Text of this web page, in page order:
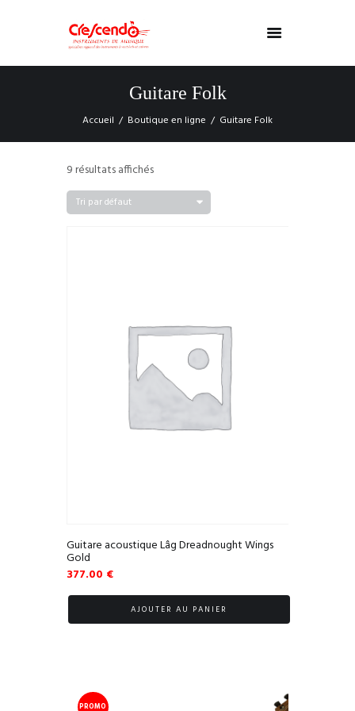
Guitare Folk
Accueil Boutique en ligne Guitare Folk
9 résultats affichés
Guitare acoustique Lâg Dreadnought Wings
Gold
377.00 €
AJOUTER AU PANIER
PROMO